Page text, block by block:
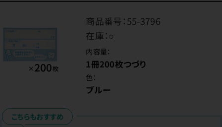
商品番号：55-3796
在庫：○
内容量：
1冊200枚つづり
色：
ブルー
こちらもおすすめ